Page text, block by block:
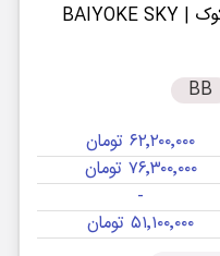
| BAIYOKE SKY
BB
۶۲٬۲۰۰٬۰۰۰ تومان
۷۶٬۳۰۰٬۰۰۰ تومان
-
۵۱٬۱۰۰٬۰۰۰ تومان